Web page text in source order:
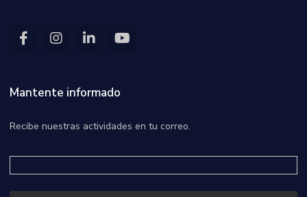
Mantente informado
Recibe nuestras actividades en tu correo.